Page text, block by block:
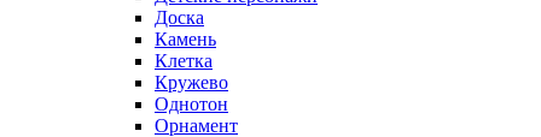
Доска
Камень
Клетка
Кружево
Однотон
Орнамент